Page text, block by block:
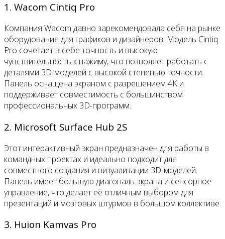
1. Wacom Cintiq Pro
Компания Wacom давно зарекомендовала себя на рынке
оборудования для графиков и дизайнеров. Модель Cintiq
Pro сочетает в себе точность и высокую
чувствительность к нажиму, что позволяет работать с
деталями 3D-моделей с высокой степенью точности.
Панель оснащена экраном с разрешением 4K и
поддерживает совместимость с большинством
профессиональных 3D-программ.
2. Microsoft Surface Hub 2S
Этот интерактивный экран предназначен для работы в
командных проектах и идеально подходит для
совместного создания и визуализации 3D-моделей.
Панель имеет большую диагональ экрана и сенсорное
управление, что делает её отличным выбором для
презентаций и мозговых штурмов в большом коллективе.
3. Huion Kamvas Pro